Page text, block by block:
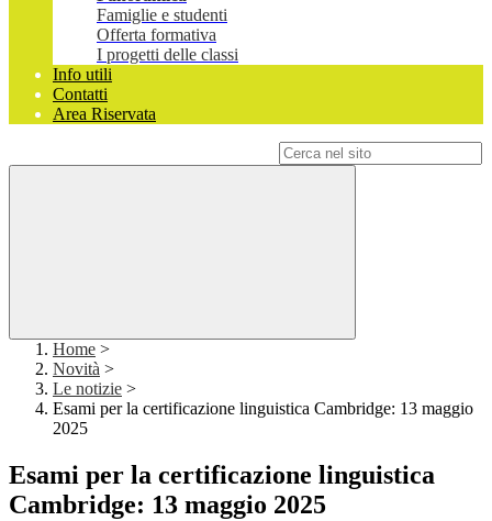
Famiglie e studenti
Offerta formativa
I progetti delle classi
Info utili
Contatti
Area Riservata
Home >
Novità >
Le notizie >
Esami per la certificazione linguistica Cambridge: 13 maggio
2025
Esami per la certificazione linguistica
Cambridge: 13 maggio 2025